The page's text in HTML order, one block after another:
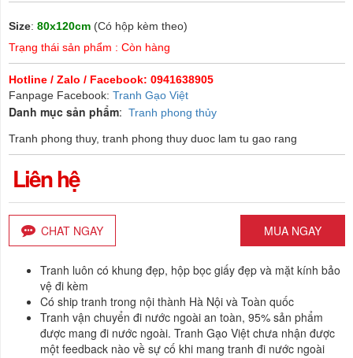
Size: 80x120cm (Có hộp kèm theo)
Trạng thái sản phẩm : Còn hàng
Hotline / Zalo / Facebook: 0941638905
Fanpage Facebook: Tranh Gạo Việt
Danh mục sản phẩm: Tranh phong thủy
Tranh phong thuy, tranh phong thuy duoc lam tu gao rang
Liên hệ
CHAT NGAY MUA NGAY
Tranh luôn có khung đẹp, hộp bọc giấy đẹp và mặt kính bảo
vệ đi kèm
Có ship tranh trong nội thành Hà Nội và Toàn quốc
Tranh vận chuyển đi nước ngoài an toàn, 95% sản phẩm
được mang đi nước ngoài. Tranh Gạo Việt chưa nhận được
một feedback nào về sự cố khi mang tranh đi nước ngoài